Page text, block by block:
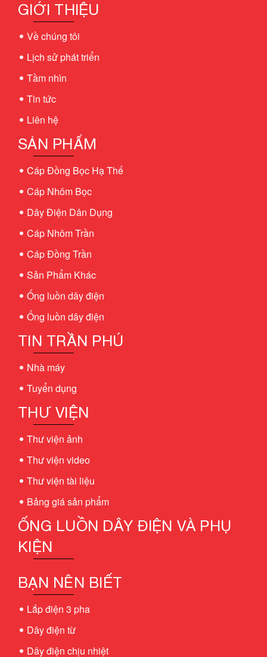
GIỚI THIỆU
Về chúng tôi
Lịch sử phát triển
Tầm nhìn
Tin tức
Liên hệ
SẢN PHẨM
Cáp Đồng Bọc Hạ Thế
Cáp Nhôm Bọc
Dây Điện Dân Dụng
Cáp Nhôm Trần
Cáp Đồng Trần
Sản Phẩm Khác
Ống luồn dây điện
Ống luồn dây điện
TIN TRẦN PHÚ
Nhà máy
Tuyển dụng
THƯ VIỆN
Thư viện ảnh
Thư viện video
Thư viện tài liệu
Bảng giá sản phẩm
ỐNG LUỒN DÂY ĐIỆN VÀ PHỤ
KIỆN
BẠN NÊN BIẾT
Lắp điện 3 pha
Dây điện từ
Dây điện chịu nhiệt